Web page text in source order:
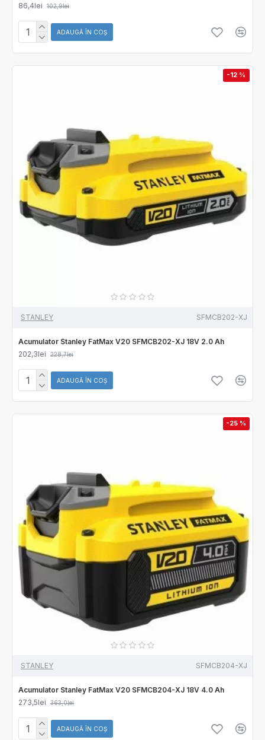
86,4lei
102,9lei
ADAUGĂ ÎN COŞ
-12 %
STANLEY SFMCB202-XJ
Acumulator Stanley FatMax V20 SFMCB202-XJ 18V 2.0 Ah
202,3lei
228,7lei
ADAUGĂ ÎN COŞ
-25 %
STANLEY SFMCB204-XJ
Acumulator Stanley FatMax V20 SFMCB204-XJ 18V 4.0 Ah
273,5lei
363,0lei
ADAUGĂ ÎN COŞ